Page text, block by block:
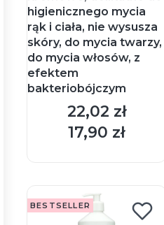
higienicznego mycia
rąk i ciała, nie wysusza
skóry, do mycia twarzy,
do mycia włosów, z
efektem
bakteriobójczym
Cena
22,02 zł
Cena
17,90 zł
DO KOSZYKA
BESTSELLER